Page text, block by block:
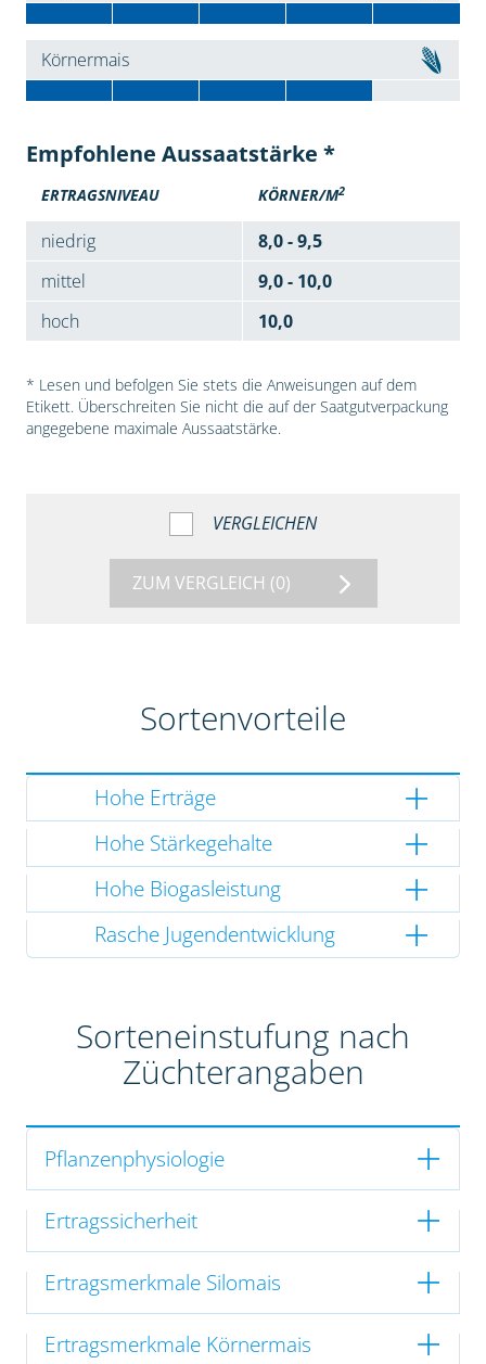
Körnermais
Empfohlene Aussaatstärke *
ERTRAGSNIVEAU KÖRNER/M2
niedrig
8,0 - 9,5
mittel
9,0 - 10,0
hoch
10,0
* Lesen und befolgen Sie stets die Anweisungen auf dem
Etikett. Überschreiten Sie nicht die auf der Saatgutverpackung
angegebene maximale Aussaatstärke.
VERGLEICHEN
ZUM VERGLEICH (0)
Sortenvorteile
Hohe Erträge
Hohe Stärkegehalte
Hohe Biogasleistung
Rasche Jugendentwicklung
Sorteneinstufung nach
Züchterangaben
Pflanzenphysiologie
Ertragssicherheit
Ertragsmerkmale Silomais
Ertragsmerkmale Körnermais